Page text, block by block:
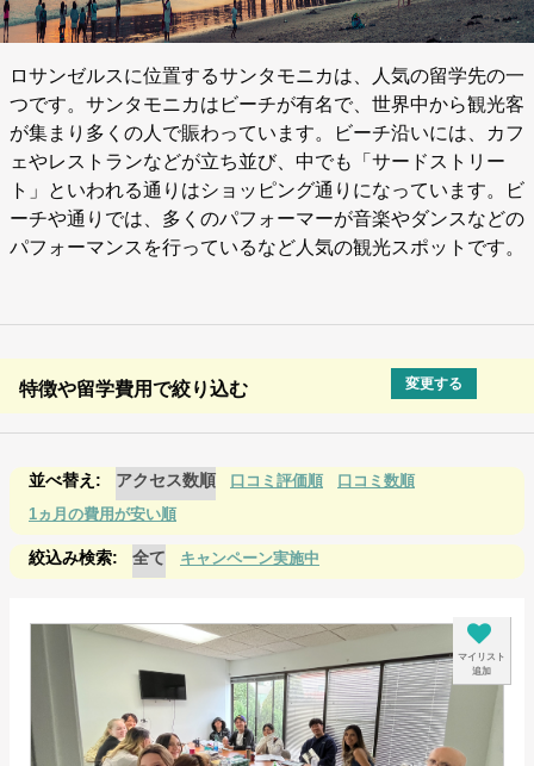
ロサンゼルスに位置するサンタモニカは、人気の留学先の一
つです。サンタモニカはビーチが有名で、世界中から観光客
が集まり多くの人で賑わっています。ビーチ沿いには、カフ
ェやレストランなどが立ち並び、中でも「サードストリー
ト」といわれる通りはショッピング通りになっています。ビ
ーチや通りでは、多くのパフォーマーが音楽やダンスなどの
パフォーマンスを行っているなど人気の観光スポットです。
特徴や留学費用で絞り込む 変更する
アクセス数順 口コミ評価順
口コミ数順
1ヵ月の費用が安い順
全て キャンペーン実施中
マイリスト
追加